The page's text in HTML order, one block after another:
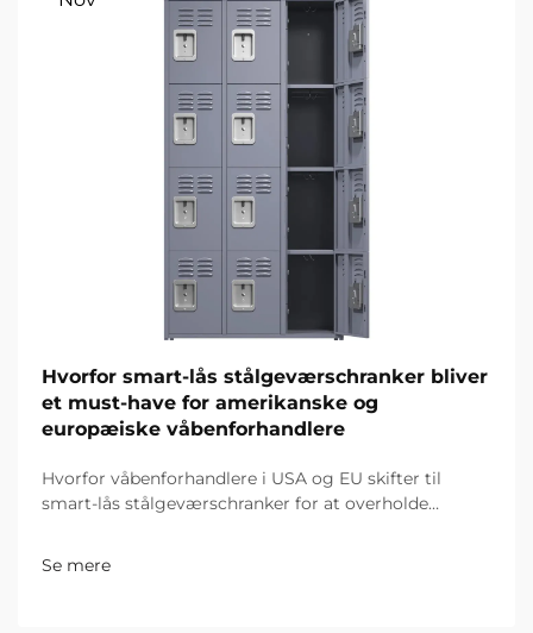
Hvorfor smart-lås stålgeværschranker bliver
et must-have for amerikanske og
europæiske våbenforhandlere
Hvorfor våbenforhandlere i USA og EU skifter til
smart-lås stålgeværschranker for at overholde
våbenopbevaring.
Se mere